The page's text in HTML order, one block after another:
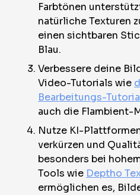
Farbtönen
natürliche Texturen
einen sichtbaren
Blau.
Verbessere deine
Video-Tutorials wie
Bearbeitungs-
auch die Flambient-
Nutze KI-
verkürzen und
besonders bei
Tools wie Deptho
ermöglichen es,